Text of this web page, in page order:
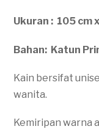
Ukuran : 105 cm
Bahan: Katun
Kain bersifat
wanita.
Kemiripan warna